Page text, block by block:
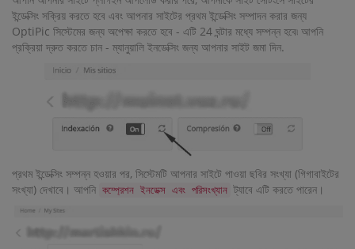
ইন্ডেক্সিং সক্রিয় করতে হবে এবং আপনার সাইটের প্রথম ইন্ডেক্সিং সম্পাদন করার জন্য
OptiPic সিস্টেমের জন্য অপেক্ষা করতে হবে - এটি 24 ঘন্টার মধ্যে সম্পন্ন হবে৷ আপনি
প্রক্রিয়া দ্রুত করতে চান - ম্যানুয়ালি ইনডেক্সিং জন্য আপনার সাইট জমা দিন.
প্রথম ইন্ডেক্সিং সম্পন্ন হওয়ার পর, সিস্টেমটি আপনার সাইটে পাওয়া ছবির সংখ্যা (গিগাবাইটের
সংখ্যা) দেখাবে। আপনি কম্প্রেশন ইনডেক্স এবং পরিসংখ্যান ট্যাবে এটি করতে পারেন।